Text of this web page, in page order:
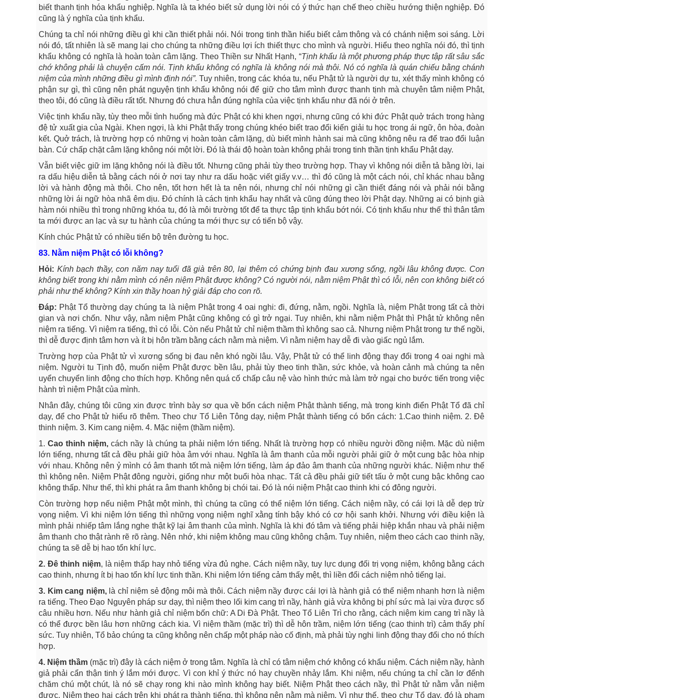
biết thanh tịnh hóa khẩu nghiệp. Nghĩa là ta khéo biết sử dụng lời nói có ý thức hạn chế theo chiều hướng thiện nghiệp. Đó
cũng là ý nghĩa của tịnh khẩu.
Chúng ta chỉ nói những điều gì khi cần thiết phải nói. Nói trong tinh thần hiểu biết cảm thông và có chánh niệm soi sáng. Lời
nói đó, tất nhiên là sẽ mang lại cho chúng ta những điều lợi ích thiết thực cho mình và người. Hiểu theo nghĩa nói đó, thì tịnh
khẩu không có nghĩa là hoàn toàn câm lặng. Theo Thiền sư Nhất Hạnh, “Tịnh khẩu là một phương pháp thực tập rất sâu sắc
chớ không phải là chuyện cấm nói. Tịnh khẩu không có nghĩa là không nói mà thôi. Nó có nghĩa là quán chiếu bằng chánh
niệm của mình những điều gì mình định nói”. Tuy nhiên, trong các khóa tu, nếu Phật tử là người dự tu, xét thấy mình không có
phận sự gì, thì cũng nên phát nguyện tịnh khẩu không nói để giữ cho tâm mình được thanh tịnh mà chuyên tâm niệm Phật,
theo tôi, đó cũng là điều rất tốt. Nhưng đó chưa hẳn đúng nghĩa của việc tịnh khẩu như đã nói ở trên.
Việc tịnh khẩu nầy, tùy theo mỗi tình huống mà đức Phật có khi khen ngợi, nhưng cũng có khi đức Phật quở trách trong hàng
đệ tử xuất gia của Ngài. Khen ngợi, là khi Phật thấy trong chúng khéo biết trao đổi kiến giải tu học trong ái ngữ, ôn hòa, đoàn
kết. Quở trách, là trường hợp có những vị hoàn toàn câm lặng, dù biết mình hành sai mà cũng không nêu ra để trao đổi luận
bàn. Cứ chấp chặt câm lặng không nói một lời. Đó là thái độ hoàn toàn không phải trong tinh thần tịnh khẩu Phật dạy.
Vẫn biết việc giữ im lặng không nói là điều tốt. Nhưng cũng phải tùy theo trường hợp. Thay vì không nói diễn tả bằng lời, lại
ra dấu hiệu diễn tả bằng cách nói ở nơi tay như ra dấu hoặc viết giấy v.v… thì đó cũng là một cách nói, chỉ khác nhau bằng
lời và hành động mà thôi. Cho nên, tốt hơn hết là ta nên nói, nhưng chỉ nói những gì cần thiết đáng nói và phải nói bằng
những lời ái ngữ hòa nhã êm dịu. Đó chính là cách tịnh khẩu hay nhất và cũng đúng theo lời Phật dạy. Những ai có bịnh già
hàm nói nhiều thì trong những khóa tu, đó là môi trường tốt để ta thực tập tịnh khẩu bớt nói. Có tịnh khẩu như thế thì thân tâm
ta mới được an lạc và sự tu hành của chúng ta mới thực sự có tiến bộ vậy.
Kính chúc Phật tử có nhiều tiến bộ trên đường tu học.
83. Nằm niệm Phật có lỗi không?
Hỏi: Kính bạch thầy, con năm nay tuổi đã già trên 80, lại thêm có chứng bịnh đau xương sống, ngồi lâu không được. Con
không biết trong khi nằm mình có nên niệm Phật được không? Có người nói, nằm niệm Phật thì có lỗi, nên con không biết có
phải như thế không? Kính xin thầy hoan hỷ giải đáp cho con rõ.
Đáp: Phật Tổ thường dạy chúng ta là niệm Phật trong 4 oai nghi: đi, đứng, nằm, ngồi. Nghĩa là, niệm Phật trong tất cả thời
gian và nơi chốn. Như vậy, nằm niệm Phật cũng không có gì trở ngại. Tuy nhiên, khi nằm niệm Phật thì Phật tử không nên
niệm ra tiếng. Vì niệm ra tiếng, thì có lỗi. Còn nếu Phật tử chỉ niệm thầm thì không sao cả. Nhưng niệm Phật trong tư thế ngồi,
thì dễ được định tâm hơn và ít bị hôn trầm bằng cách nằm mà niệm. Vì nằm niệm hay dễ đi vào giấc ngủ lắm.
Trường hợp của Phật tử vì xương sống bị đau nên khó ngồi lâu. Vậy, Phật tử có thể linh động thay đổi trong 4 oai nghi mà
niệm. Người tu Tịnh độ, muốn niệm Phật được bền lâu, phải tùy theo tinh thần, sức khỏe, và hoàn cảnh mà chúng ta nên
uyển chuyển linh động cho thích hợp. Không nên quá cố chấp câu nệ vào hình thức mà làm trở ngại cho bước tiến trong việc
hành trì niệm Phật của mình.
Nhân đây, chúng tôi cũng xin được trình bày sơ qua về bốn cách niệm Phật thành tiếng, mà trong kinh điển Phật Tổ đã chỉ
dạy, để cho Phật tử hiểu rõ thêm. Theo chư Tổ Liên Tông dạy, niệm Phật thành tiếng có bốn cách: 1.Cao thinh niệm. 2. Đê
thinh niệm. 3. Kim cang niệm. 4. Mặc niệm (thầm niệm).
1.Cao thinh niệm, cách nầy là chúng ta phải niệm lớn tiếng. Nhất là trường hợp có nhiều người đồng niệm. Mặc dù niệm
lớn tiếng, nhưng tất cả đều phải giữ hòa âm với nhau. Nghĩa là âm thanh của mỗi người phải giữ ở một cung bậc hòa nhịp
với nhau. Không nên ỷ mình có âm thanh tốt mà niệm lớn tiếng, làm áp đảo âm thanh của những người khác. Niệm như thế
thì không nên. Niệm Phật đông người, giống như một buổi hòa nhạc. Tất cả đều phải giữ tiết tấu ở một cung bậc không cao
không thấp. Như thế, thì khi phát ra âm thanh không bị chói tai. Đó là nói niệm Phật cao thinh khi có đông người.
Còn trường hợp nếu niệm Phật một mình, thì chúng ta cũng có thể niệm lớn tiếng. Cách niệm nầy, có cái lợi là dễ dẹp trừ
vọng niệm. Vì khi niệm lớn tiếng thì những vọng niệm nghĩ xằng tính bậy khó có cơ hội sanh khởi. Nhưng với điều kiện là
mình phải nhiếp tâm lắng nghe thật kỹ lại âm thanh của mình. Nghĩa là khi đó tâm và tiếng phải hiệp khắn nhau và phải niệm
âm thanh cho thật rành rẽ rõ ràng. Nên nhớ, khi niệm không mau cũng không chậm. Tuy nhiên, niệm theo cách cao thinh nầy,
chúng ta sẽ dễ bị hao tổn khí lực.
2. Đê thinh niệm, là niệm thấp hay nhỏ tiếng vừa đủ nghe. Cách niệm nầy, tuy lực dụng đối trị vọng niệm, không bằng cách
cao thinh, nhưng ít bị hao tổn khí lực tinh thần. Khi niệm lớn tiếng cảm thấy mệt, thì liền đổi cách niệm nhỏ tiếng lại.
3. Kim cang niệm,là chỉ niệm sẻ động môi mà thôi. Cách niệm nầy được cái lợi là hành giả có thể niệm nhanh hơn là niệm
ra tiếng. Theo Đạo Nguyên pháp sư dạy, thì niệm theo lối kim cang trì nầy, hành giả vừa không bị phí sức mà lại vừa được số
câu nhiều hơn. Nếu như hành giả chỉ niệm bốn chữ: A Di Đà Phật. Theo Tổ Liên Trì cho rằng, cách niệm kim cang trì nầy là
có thể được bền lâu hơn những cách kia. Vì niệm thầm (mặc trì) thì dễ hôn trầm, niệm lớn tiếng (cao thinh trì) cảm thấy phí
sức. Tuy nhiên, Tổ bảo chúng ta cũng không nên chấp một pháp nào cố định, mà phải tùy nghi linh động thay đổi cho nó thích
hợp.
4. Niệm thầm (mặc trì) đây là cách niệm ở trong tâm. Nghĩa là chỉ có tâm niệm chớ không có khẩu niệm. Cách niệm nầy, hành
giả phải cẩn thận tinh ý lắm mới được. Vì con khỉ ý thức nó hay chuyền nhảy lắm. Khi niệm, nếu chúng ta chỉ cần lơ đểnh
chăm chú một chút, là nó sẽ chạy rong khi nào mình không hay biết. Niệm Phật theo cách nầy, thì Phật tử nằm vẫn niệm
được. Niệm theo hai cách trên khi phát ra thành tiếng, thì không nên nằm mà niệm. Vì như thế, theo chư Tổ dạy, đó là phạm